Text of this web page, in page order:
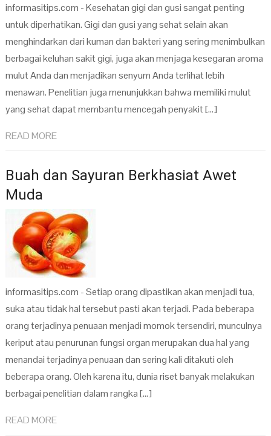
informasitips.com - Kesehatan gigi dan gusi sangat penting
untuk diperhatikan. Gigi dan gusi yang sehat selain akan
menghindarkan dari kuman dan bakteri yang sering menimbulkan
berbagai keluhan sakit gigi, juga akan menjaga kesegaran aroma
mulut Anda dan menjadikan senyum Anda terlihat lebih
menawan. Penelitian juga menunjukkan bahwa memiliki mulut
yang sehat dapat membantu mencegah penyakit […]
READ MORE
Buah dan Sayuran Berkhasiat Awet
Muda
informasitips.com - Setiap orang dipastikan akan menjadi tua,
suka atau tidak hal tersebut pasti akan terjadi. Pada beberapa
orang terjadinya penuaan menjadi momok tersendiri, munculnya
keriput atau penurunan fungsi organ merupakan dua hal yang
menandai terjadinya penuaan dan sering kali ditakuti oleh
beberapa orang. Oleh karena itu, dunia riset banyak melakukan
berbagai penelitian dalam rangka […]
READ MORE